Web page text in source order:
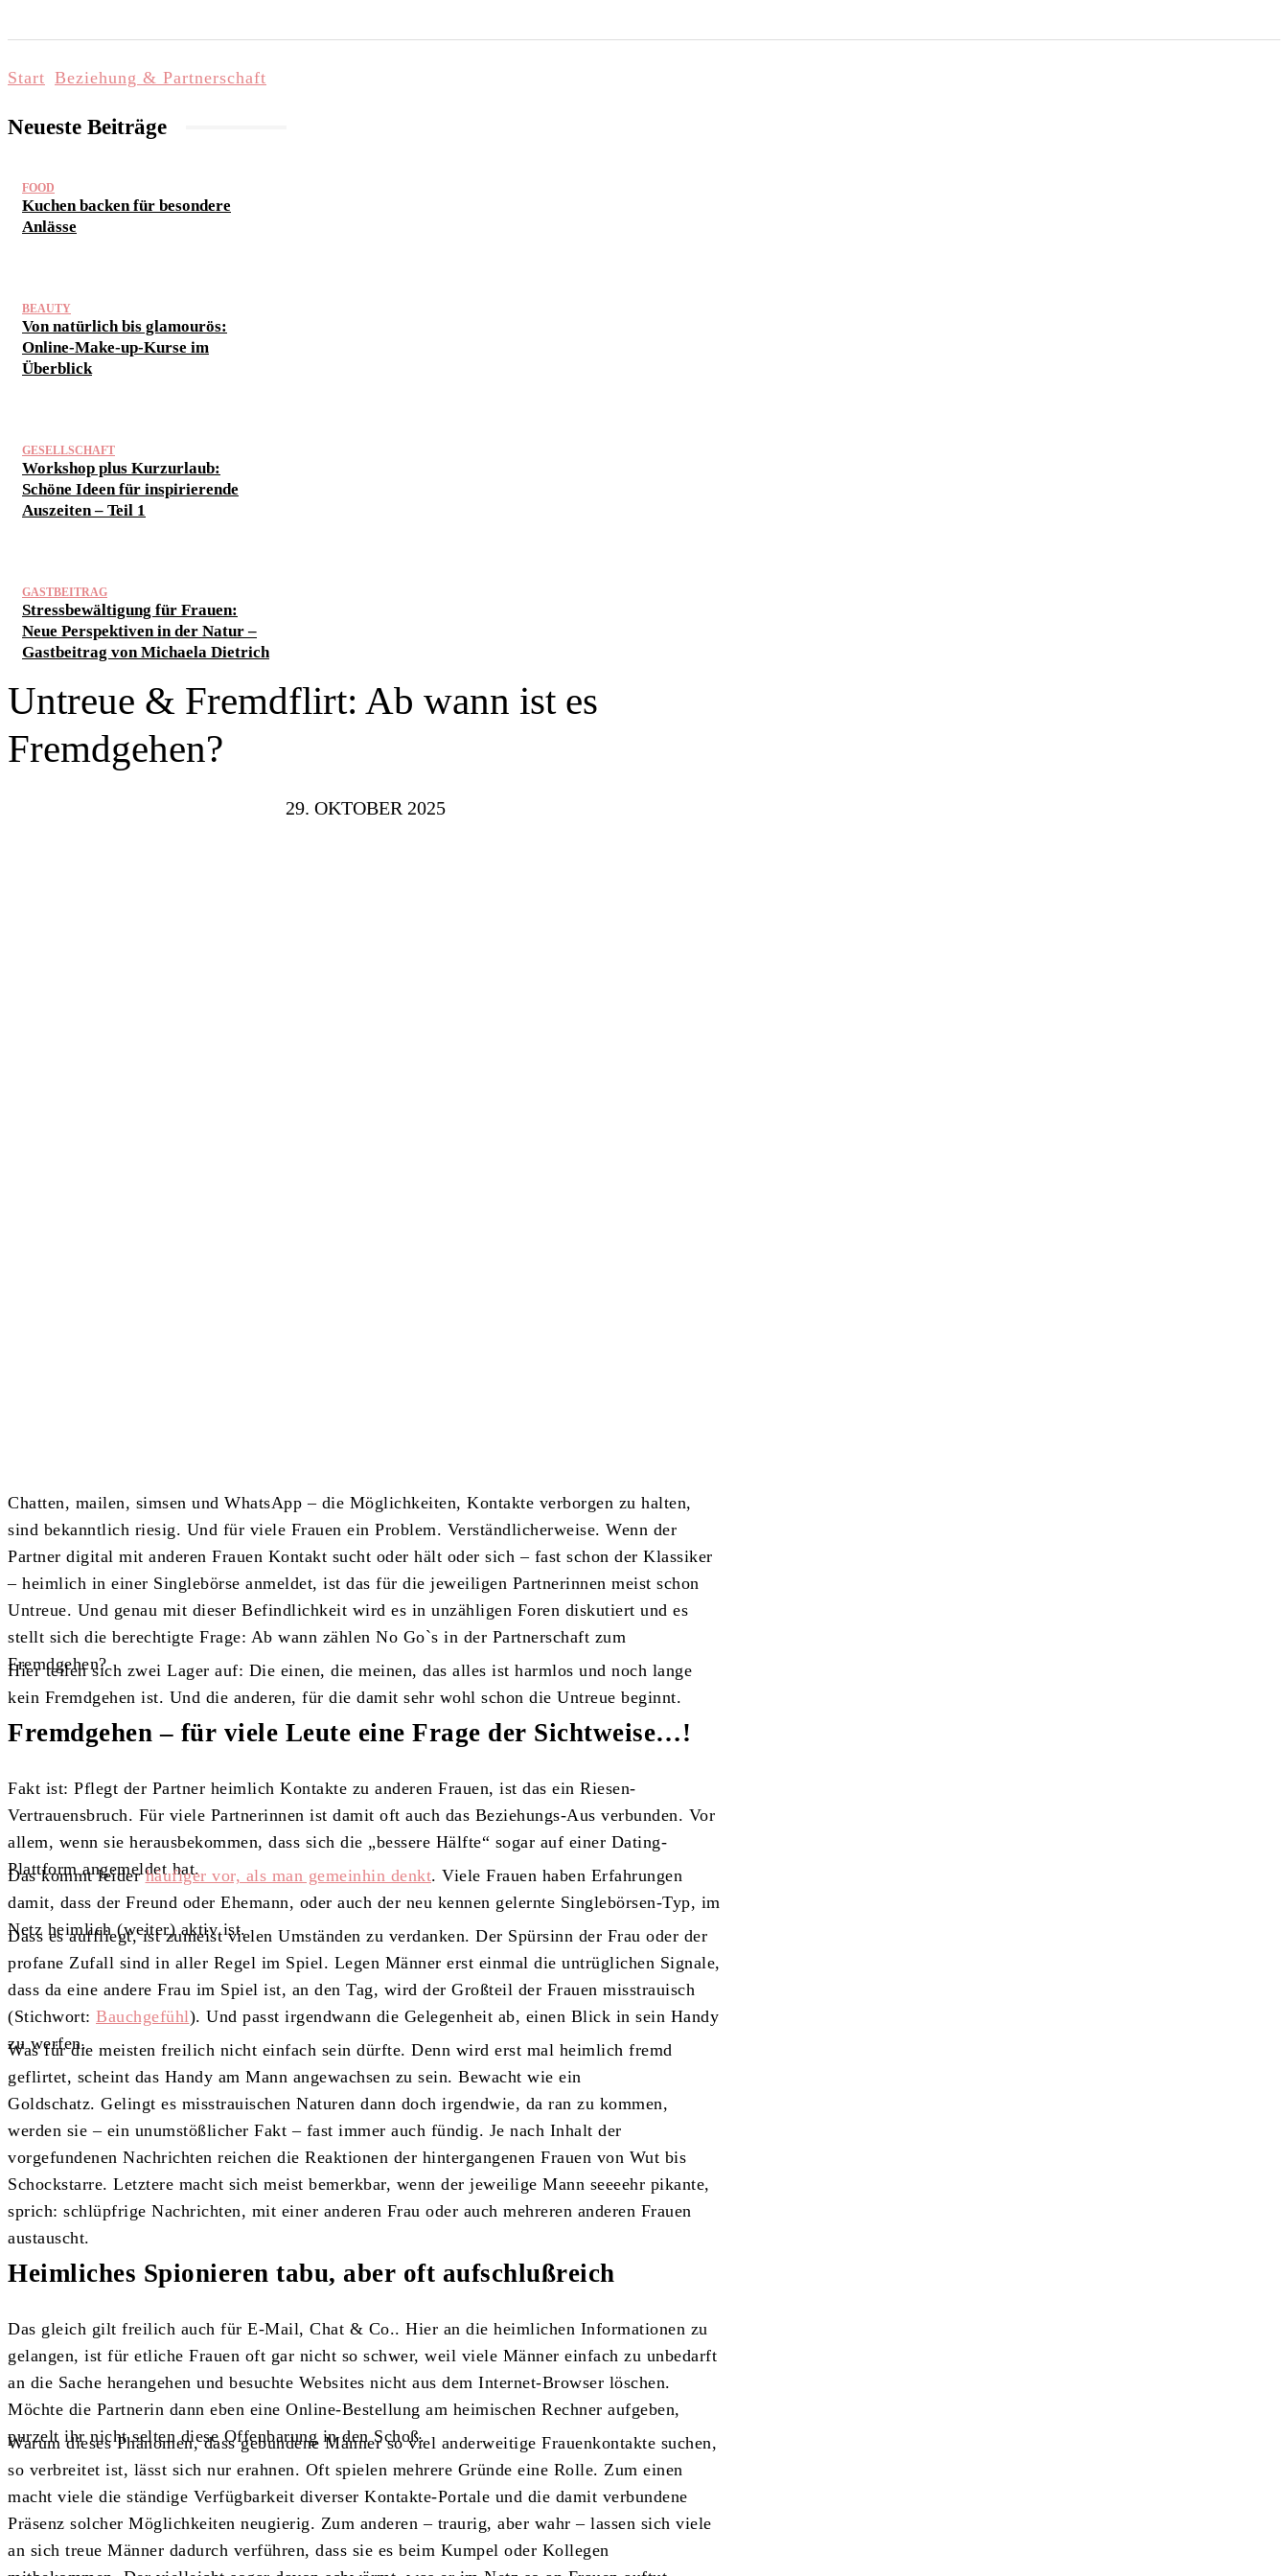
Start Beziehung & Partnerschaft
Neueste Beiträge
FOOD
Kuchen backen für besondere
Anlässe
BEAUTY
Von natürlich bis glamourös:
Online-Make-up-Kurse im
Überblick
GESELLSCHAFT
Workshop plus Kurzurlaub:
Schöne Ideen für inspirierende
Auszeiten – Teil 1
GASTBEITRAG
Stressbewältigung für Frauen:
Neue Perspektiven in der Natur –
Gastbeitrag von Michaela Dietrich
Untreue & Fremdflirt: Ab wann ist es
Fremdgehen?
29. OKTOBER 2025
Chatten, mailen, simsen und WhatsApp – die Möglichkeiten, Kontakte verborgen zu halten,
sind bekanntlich riesig. Und für viele Frauen ein Problem. Verständlicherweise. Wenn der
Partner digital mit anderen Frauen Kontakt sucht oder hält oder sich – fast schon der Klassiker
– heimlich in einer Singlebörse anmeldet, ist das für die jeweiligen Partnerinnen meist schon
Untreue. Und genau mit dieser Befindlichkeit wird es in unzähligen Foren diskutiert und es
stellt sich die berechtigte Frage: Ab wann zählen No Go`s in der Partnerschaft zum
Fremdgehen?
Hier teilen sich zwei Lager auf: Die einen, die meinen, das alles ist harmlos und noch lange
kein Fremdgehen ist. Und die anderen, für die damit sehr wohl schon die Untreue beginnt.
Fremdgehen – für viele Leute eine Frage der Sichtweise…!
Fakt ist: Pflegt der Partner heimlich Kontakte zu anderen Frauen, ist das ein Riesen-
Vertrauensbruch. Für viele Partnerinnen ist damit oft auch das Beziehungs-Aus verbunden. Vor
allem, wenn sie herausbekommen, dass sich die „bessere Hälfte“ sogar auf einer Dating-
Plattform angemeldet hat.
Das kommt leiderhäufiger vor, als man gemeinhin denkt. Viele Frauen haben Erfahrungen
damit, dass der Freund oder Ehemann, oder auch der neu kennen gelernte Singlebörsen-Typ, im
Netz heimlich (weiter) aktiv ist.
Dass es auffliegt, ist zumeist vielen Umständen zu verdanken. Der Spürsinn der Frau oder der
profane Zufall sind in aller Regel im Spiel. Legen Männer erst einmal die untrüglichen Signale,
dass da eine andere Frau im Spiel ist, an den Tag, wird der Großteil der Frauen misstrauisch
(Stichwort: Bauchgefühl). Und passt irgendwann die Gelegenheit ab, einen Blick in sein Handy
zu werfen.
Was für die meisten freilich nicht einfach sein dürfte. Denn wird erst mal heimlich fremd
geflirtet, scheint das Handy am Mann angewachsen zu sein. Bewacht wie ein
Goldschatz. Gelingt es misstrauischen Naturen dann doch irgendwie, da ran zu kommen,
werden sie – ein unumstößlicher Fakt – fast immer auch fündig. Je nach Inhalt der
vorgefundenen Nachrichten reichen die Reaktionen der hintergangenen Frauen von Wut bis
Schockstarre. Letztere macht sich meist bemerkbar, wenn der jeweilige Mann seeeehr pikante,
sprich: schlüpfrige Nachrichten, mit einer anderen Frau oder auch mehreren anderen Frauen
austauscht.
Heimliches Spionieren tabu, aber oft aufschlußreich
Das gleich gilt freilich auch für E-Mail, Chat & Co.. Hier an die heimlichen Informationen zu
gelangen, ist für etliche Frauen oft gar nicht so schwer, weil viele Männer einfach zu unbedarft
an die Sache herangehen und besuchte Websites nicht aus dem Internet-Browser löschen.
Möchte die Partnerin dann eben eine Online-Bestellung am heimischen Rechner aufgeben,
purzelt ihr nicht selten diese Offenbarung in den Schoß.
Warum dieses Phänomen, dass gebundene Männer so viel anderweitige Frauenkontakte suchen,
so verbreitet ist, lässt sich nur erahnen. Oft spielen mehrere Gründe eine Rolle. Zum einen
macht viele die ständige Verfügbarkeit diverser Kontakte-Portale und die damit verbundene
Präsenz solcher Möglichkeiten neugierig. Zum anderen – traurig, aber wahr – lassen sich viele
an sich treue Männer dadurch verführen, dass sie es beim Kumpel oder Kollegen